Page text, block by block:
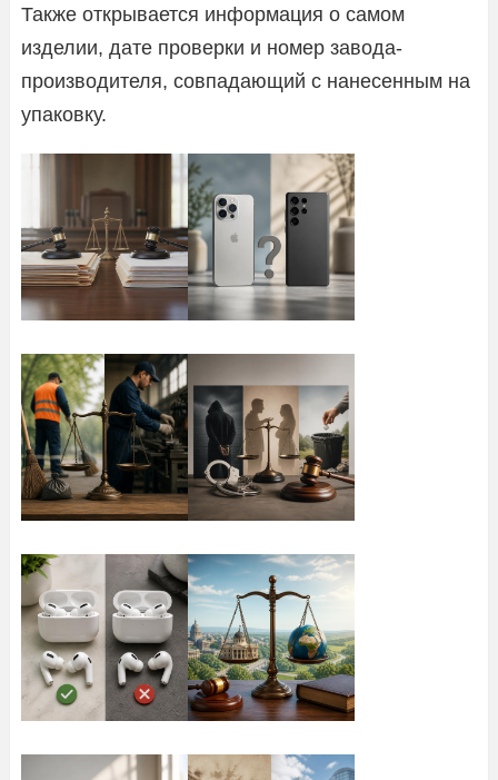
Также открывается информация о самом
изделии, дате проверки и номер завода-
производителя, совпадающий с нанесенным на
упаковку.